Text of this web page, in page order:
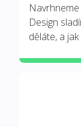
Design
děláte, a